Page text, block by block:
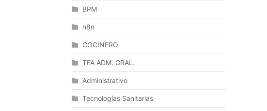
BPM
n8n
COCINERO
TFA ADM. GRAL.
Administrativo
Tecnologías Sanitarias